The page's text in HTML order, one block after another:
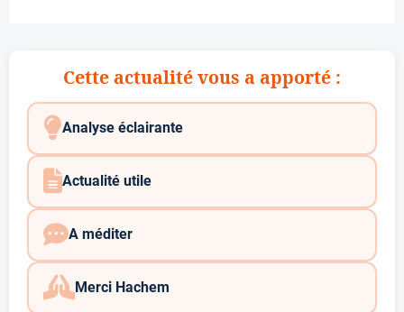
Cette actualité vous a apporté :
Analyse éclairante
Actualité utile
A méditer
Merci Hachem